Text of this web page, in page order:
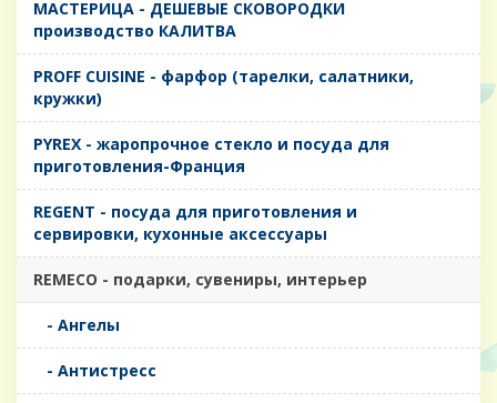
MАСТЕРИЦА - ДЕШЕВЫЕ СКОВОРОДКИ
производство КАЛИТВА
PROFF CUISINE - фарфор (тарелки, салатники,
кружки)
PYREX - жаропрочное стекло и посуда для
приготовления-Франция
REGENT - посуда для приготовления и
сервировки, кухонные аксессуары
REMECO - подарки, сувениры, интерьер
- Ангелы
- Антистресс